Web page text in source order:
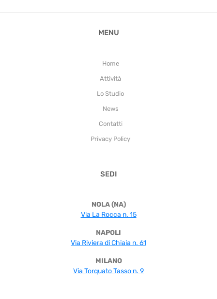
MENU
Home
Attività
Lo Studio
News
Contatti
Privacy Policy
SEDI
NOLA (NA)
Via La Rocca n. 15
NAPOLI
Via Riviera di Chiaia n. 61
MILANO
Via Torquato Tasso n. 9